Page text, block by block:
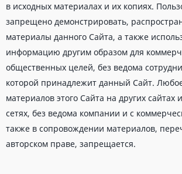
в исходных материалах и их копиях.
запрещено демонстрировать,
материалы данного Сайта, а также
информацию другим образом для
общественных целей, без ведома
которой принадлежит данный Сайт.
материалов этого Сайта на других сайтах
сетях, без ведома компании и с
также в сопровождении материалов,
авторском праве, запрещается.